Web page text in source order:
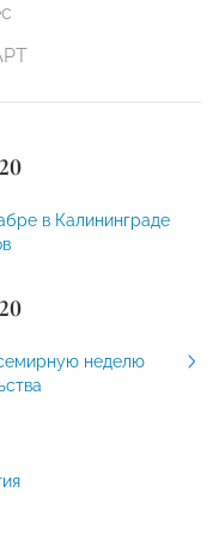
в Калининграде
неделю